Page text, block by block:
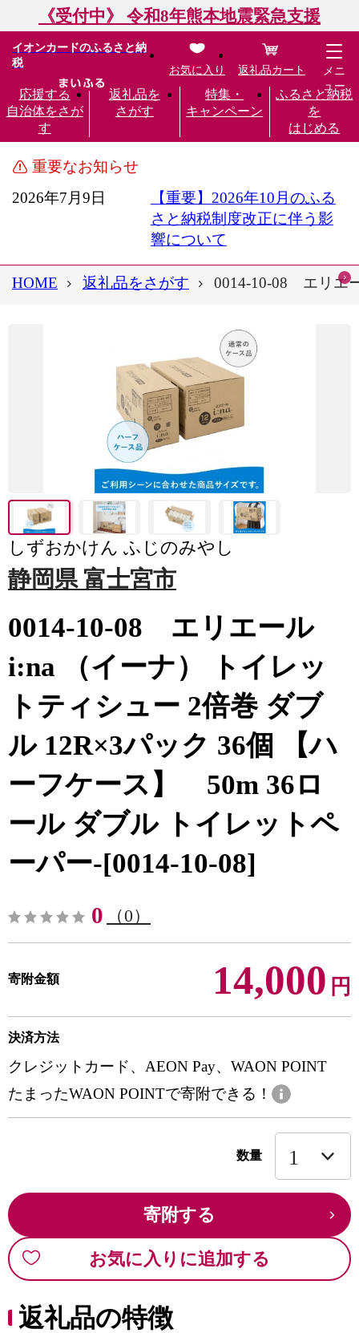
《受付中》 令和8年熊本地震緊急支援
イオンカードのふるさと納
税
応援する
自治体をさが
す
返礼品を
さがす
特集・
キャンペーン
ふるさと納税
を
はじめる
お気に入り 返礼品カート
メニ
ュー
重要なお知らせ
2026年7月9日
【重要】2026年10月のふる
さと納税制度改正に伴う影
響について
HOME 返礼品をさがす 0014-10-08 エリエ
しずおかけん ふじのみやし
静岡県 富士宮市
0014-10-08 エリエール
i:na （イーナ） トイレッ
トティシュー 2倍巻 ダブ
ル 12R×3パック 36個 【ハ
ーフケース】 50m 36ロ
ール ダブル トイレットペ
ーパー-[0014-10-08]
0 （0）
寄附金額 14,000 円
決済方法
クレジットカード、AEON Pay、WAON POINT
たまったWAON POINTで寄附できる！
数量
寄附する
お気に入りに追加する
返礼品の特徴